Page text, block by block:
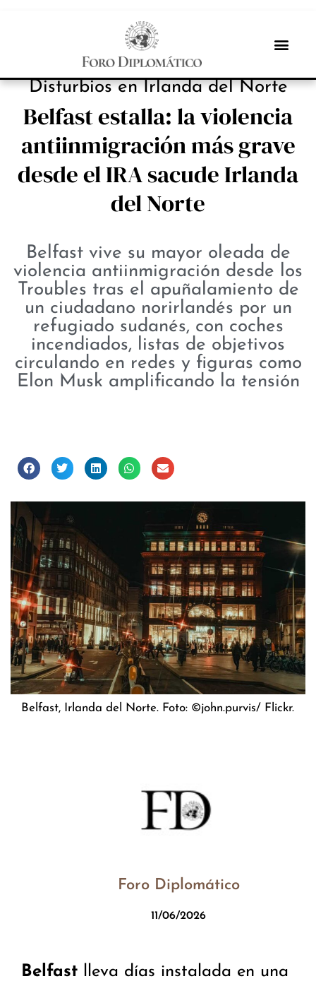
NOTICIAS
Disturbios en Irlanda del Norte
Belfast estalla: la violencia
antiinmigración más grave
desde el IRA sacude Irlanda
del Norte
Belfast vive su mayor oleada de
violencia antiinmigración desde los
Troubles tras el apuñalamiento de
un ciudadano norirlandés por un
refugiado sudanés, con coches
incendiados, listas de objetivos
circulando en redes y figuras como
Elon Musk amplificando la tensión
Belfast, Irlanda del Norte. Foto: ©john.purvis/ Flickr.
Foro Diplomático
11/06/2026
Belfast lleva días instalada en una